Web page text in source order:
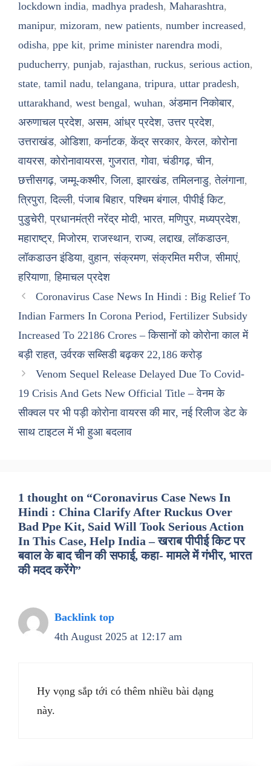
lockdown india, madhya pradesh, Maharashtra,
manipur, mizoram, new patients, number increased,
odisha, ppe kit, prime minister narendra modi,
puducherry, punjab, rajasthan, ruckus, serious action,
state, tamil nadu, telangana, tripura, uttar pradesh,
uttarakhand, west bengal, wuhan, अंडमान निकोबार,
अरुणाचल प्रदेश, असम, आंध्र प्रदेश,उत्तर प्रदेश,
उत्तराखंड, ओडिशा,कर्नाटक,केंद्र सरकार,केरल,कोरोना
वायरस,कोरोनावायरस,गुजरात,गोवा,चंडीगढ़,चीन,
छत्तीसगढ़,जम्मू-कश्मीर,जिला,झारखंड,तमिलनाडु,तेलंगाना,
त्रिपुरा,दिल्ली,पंजाब बिहार,पश्चिम बंगाल,पीपीई किट,
पुडुचेरी,प्रधानमंत्री नरेंद्र मोदी, भारत,मणिपुर,मध्यप्रदेश,
महाराष्ट्र,मिजोरम,राजस्थान,राज्य,लद्दाख,लॉकडाउन,
लॉकडाउन इंडिया,वुहान,संक्रमण,संक्रमित मरीज,सीमाएं,
हरियाणा,हिमाचल प्रदेश
Coronavirus Case News In Hindi : Big Relief To
Indian Farmers In Corona Period, Fertilizer Subsidy
Increased To 22186 Crores – किसानों को कोरोना काल में
बड़ी राहत, उर्वरक सब्सिडी बढ़कर 22,186 करोड़
Venom Sequel Release Delayed Due To Covid-
19 Crisis And Gets New Official Title – वेनम के
सीक्वल पर भी पड़ी कोरोना वायरस की मार, नई रिलीज डेट के
साथ टाइटल में भी हुआ बदलाव
1 thought on “Coronavirus Case News In
Hindi : China Clarify After Ruckus Over
Bad Ppe Kit, Said Will Took Serious Action
In This Case, Help India – खराब पीपीई किट पर
बवाल के बाद चीन की सफाई, कहा- मामले में गंभीर, भारत
की मदद करेंगे”
Backlink top
4th August 2025 at 12:17 am
Hy vọng sắp tới có thêm nhiều bài dạng
này.